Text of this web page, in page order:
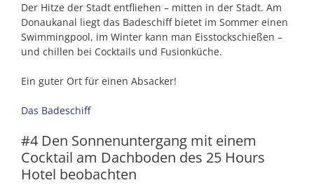
Der Hitze der Stadt entfliehen – mitten in der Stadt. Am
Donaukanal liegt das Badeschiff bietet im Sommer einen
Swimmingpool, im Winter kann man Eisstockschießen –
und chillen bei Cocktails und Fusionküche.
Ein guter Ort für einen Absacker!
Das Badeschiff
#4 Den Sonnenuntergang mit einem
Cocktail am Dachboden des 25 Hours
Hotel beobachten